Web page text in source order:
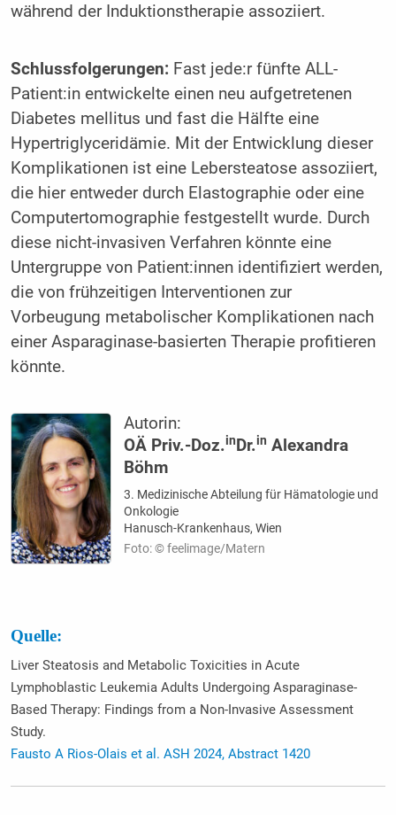
während der Induktionstherapie assoziiert.
Schlussfolgerungen: Fast jede:r fünfte ALL-
Patient:in entwickelte einen neu aufgetretenen
Diabetes mellitus und fast die Hälfte eine
Hypertriglyceridämie. Mit der Entwicklung dieser
Komplikationen ist eine Lebersteatose assoziiert,
die hier entweder durch Elastographie oder eine
Computertomographie festgestellt wurde. Durch
diese nicht-invasiven Verfahren könnte eine
Untergruppe von Patient:innen identifiziert werden,
die von frühzeitigen Interventionen zur
Vorbeugung metabolischer Komplikationen nach
einer Asparaginase-basierten Therapie profitieren
könnte.
Autorin:
OÄ Priv.-Doz.in Dr.in Alexandra
Böhm
3. Medizinische Abteilung für Hämatologie und
Onkologie
Hanusch-Krankenhaus, Wien
Foto: © feelimage/Matern
Quelle:
Liver Steatosis and Metabolic Toxicities in Acute
Lymphoblastic Leukemia Adults Undergoing Asparaginase-
Based Therapy: Findings from a Non-Invasive Assessment
Study.
Fausto A Rios-Olais et al. ASH 2024, Abstract 1420